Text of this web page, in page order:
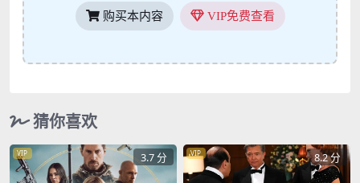
购买本内容 VIP免费查看
猜你喜欢
VIP 3.7 分 VIP 8.2 分